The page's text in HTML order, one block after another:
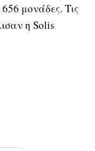
μονάδες. Τις
η Solis